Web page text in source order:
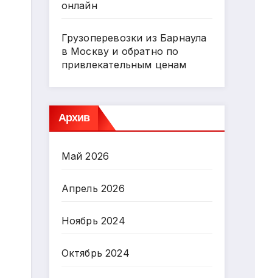
онлайн
Грузоперевозки из Барнаула
в Москву и обратно по
привлекательным ценам
Архив
Май 2026
Апрель 2026
Ноябрь 2024
Октябрь 2024